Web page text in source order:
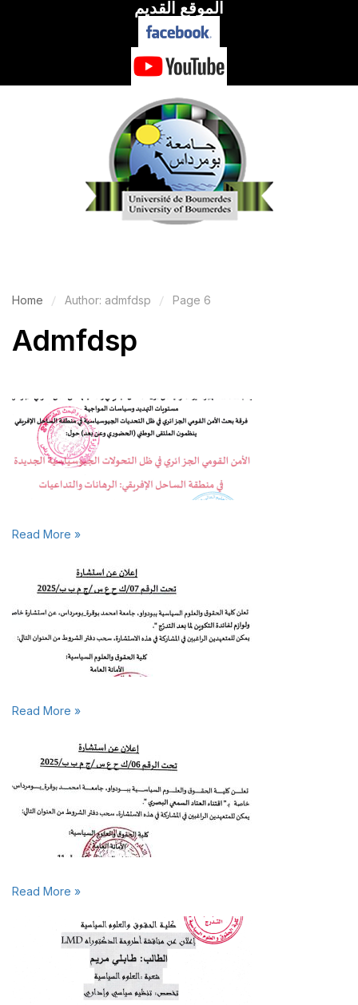
الموقع القديم
Home Author: admfdsp Page 6
Admfdsp
Read More »
Read More »
Read More »